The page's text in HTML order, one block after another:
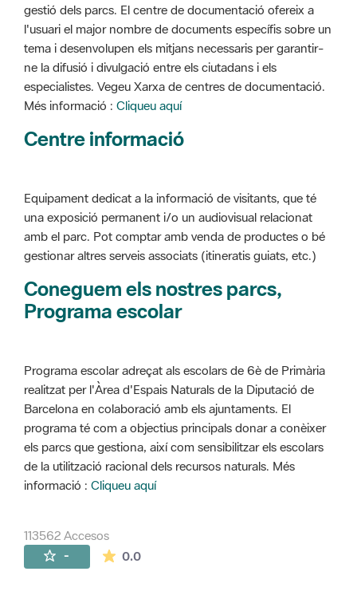
gestió dels parcs. El centre de documentació ofereix a
l'usuari el major nombre de documents específis sobre un
tema i desenvolupen els mitjans necessaris per garantir-
ne la difusió i divulgació entre els ciutadans i els
especialistes. Vegeu Xarxa de centres de documentació.
Més informació : Cliqueu aquí
Centre informació
Equipament dedicat a la informació de visitants, que té
una exposició permanent i/o un audiovisual relacionat
amb el parc. Pot comptar amb venda de productes o bé
gestionar altres serveis associats (itineratis guiats, etc.)
Coneguem els nostres parcs,
Programa escolar
Programa escolar adreçat als escolars de 6è de Primària
realitzat per l'Àrea d'Espais Naturals de la Diputació de
Barcelona en colaboració amb els ajuntaments. El
programa té com a objectius principals donar a conèixer
els parcs que gestiona, així com sensibilitzar els escolars
de la utilització racional dels recursos naturals. Més
informació : Cliqueu aquí
113562 Accesos
- 0.0La valoración media es de 0 estrellas de